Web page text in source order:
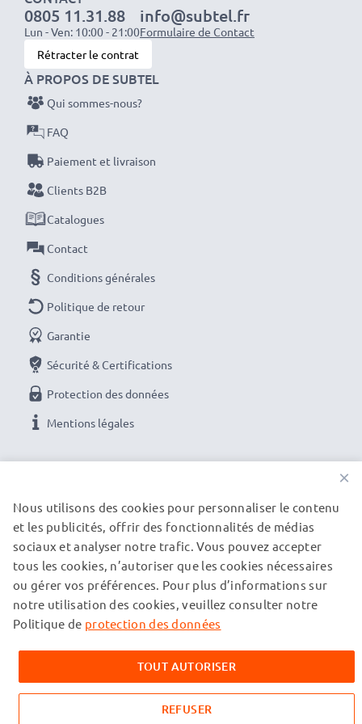
1x batterie 2000mAh : env. 4 heures
1x batterie 3000mAh : env. 6 heures
REMARQUE : Pour des performances, une efficacité
et une longévité optimales, chargez complètement
vos batteries avant leur première utilisation.
Ne ratez plus jamais un cliché avec ce chargeur de
batterie LCD intelligent et compact de CELLONIC.
Commandez dès maintenant pour une livraison rapide
0805 11.31.88
Lun - Ven: 10:00 - 21:00
info@subtel.fr
Formulaire de Contact
Rétracter le contrat
À PROPOS DE SUBTEL
Qui sommes-nous?
FAQ
Paiement et livraison
Clients B2B
Catalogues
Contact
Conditions générales
Politique de retour
Garantie
Sécurité & Certifications
Protection des données
Mentions légales
NOS PARTENAIRES DE LIVRAISON
© subtel.fr 2026
Tous les prix incluent la TVA et excluent les frais de port.
Veuillez noter que toutes les marques citées sont des
mentionnées sur nos pages web uniquement pour fournir des
informations sur nos produits.
×
Nous utilisons des cookies pour personnaliser le contenu
et les publicités, offrir des fonctionnalités de médias
sociaux et analyser notre trafic. Vous pouvez accepter
tous les cookies, n’autoriser que les cookies nécessaires
ou gérer vos préférences. Pour plus d’informations sur
notre utilisation des cookies, veuillez consulter notre
Politique de protection des données
TOUT AUTORISER
REFUSER